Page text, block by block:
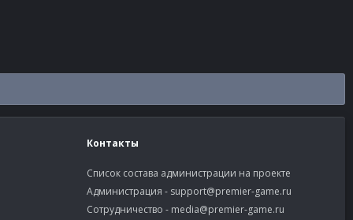
Контакты
Список состава администрации на проекте
Администрация - support@premier-game.ru
Сотрудничество - media@premier-game.ru